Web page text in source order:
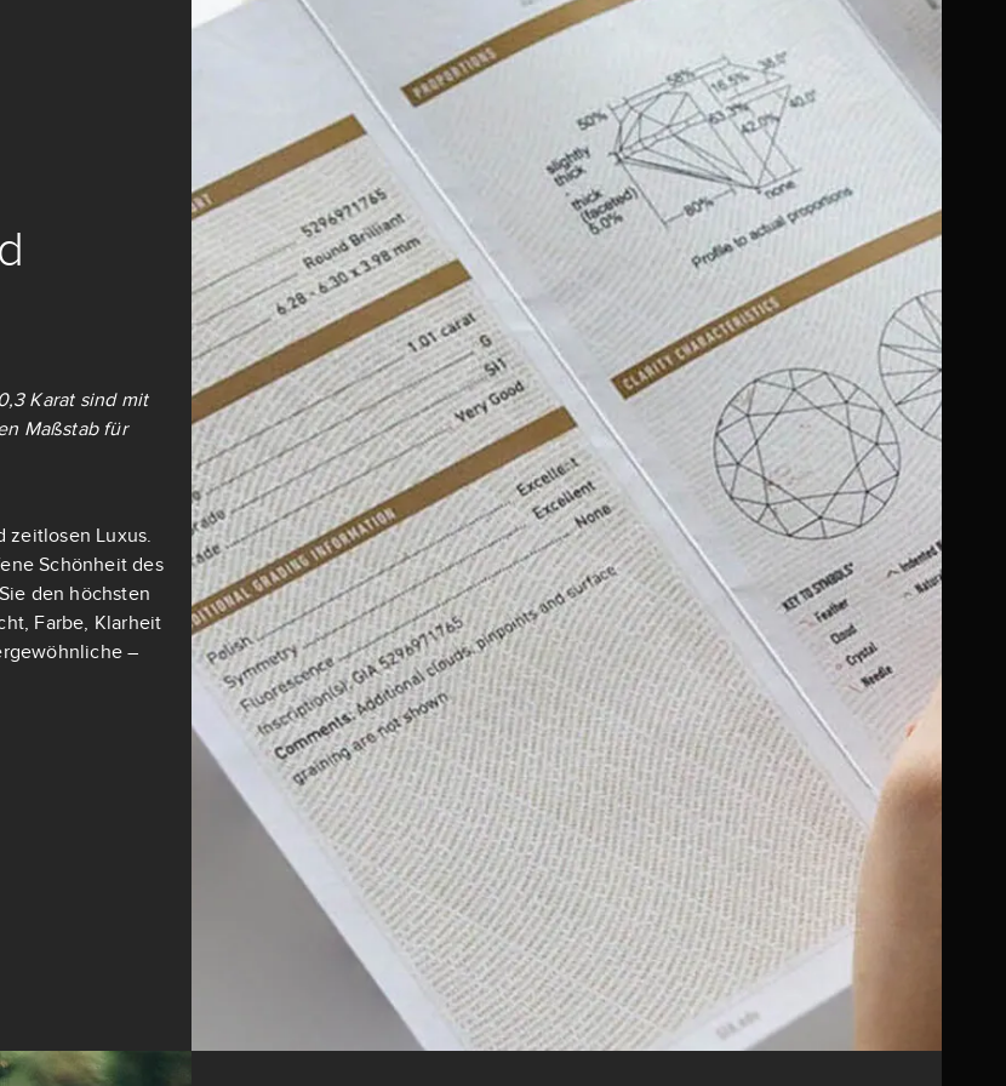
Karat sind mit
Maßstab für
zeitlosen Luxus.
Schönheit des
den höchsten
Farbe, Klarheit
–